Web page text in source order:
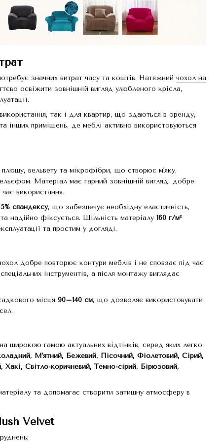
значних витрат часу та коштів. Натяжний чохол на
освіжити зовнішній вигляд улюбленого крісла,
так і для квартир, що здаються в оренду,
інших приміщень, де меблі активно використовуються
вельвету та мікрофібри, що створює м'яку,
Матеріал має гарний зовнішній вигляд, добре
використання.
спандексу, що забезпечує необхідну еластичність,
надійно фіксується. Щільність матеріалу 160 г/м²
та простим у догляді.
добре повторює контури меблів і не сповзає під час
інструментів, а після монтажу виглядає
місця 90–140 см, що дозволяє використовувати
широкою гамою актуальних відтінків, серед яких легко
М'ятний, Бежевий, Пісочний, Фіолетовий, Сірий,
Світло-коричневий, Темно-сірий, Бірюзовий,
та допомагає створити затишну атмосферу в
Velvet